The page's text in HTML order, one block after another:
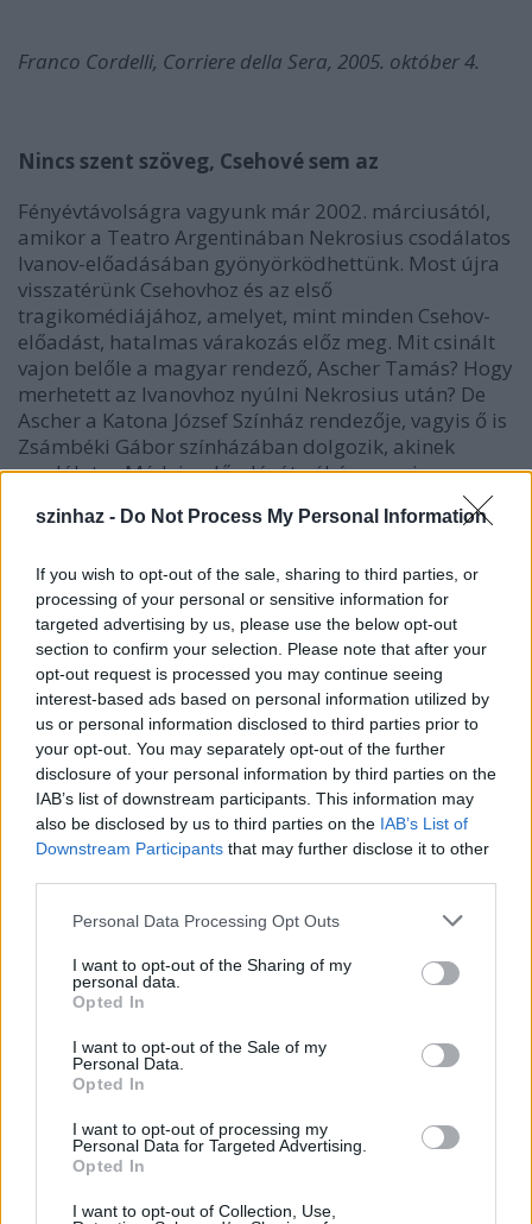
szinhaz - Do Not Process My Personal Information
If you wish to opt-out of the sale, sharing to third parties, or
processing of your personal or sensitive information for
targeted advertising by us, please use the below opt-out
section to confirm your selection. Please note that after your
opt-out request is processed you may continue seeing
interest-based ads based on personal information utilized by
us or personal information disclosed to third parties prior to
your opt-out. You may separately opt-out of the further
disclosure of your personal information by third parties on the
IAB’s list of downstream participants. This information may
also be disclosed by us to third parties on the IAB’s List of
Downstream Participants that may further disclose it to other
Please note that this website/app uses one or more Google
not limited to your visit or usage behaviour. You may click to
grant or deny consent to Google and its third-party tags to
use your data for below specified purposes in below Google
consent section.
Personal Data Processing Opt Outs
I want to opt-out of the Sharing of my
personal data.
Opted In
I want to opt-out of the Sale of my
Personal Data.
Opted In
I want to opt-out of processing my
Personal Data for Targeted Advertising.
Opted In
I want to opt-out of Collection, Use,
Franco Cordelli, Corriere della Sera, 2005. október 4.
Nincs szent szöveg, Csehové sem az
Fényévtávolságra vagyunk már 2002. márciusától,
amikor a Teatro Argentinában Nekrosius csodálatos
Ivanov-előadásában gyönyörködhettünk. Most újra
visszatérünk Csehovhoz és az első
tragikomédiájához, amelyet, mint minden Csehov-
előadást, hatalmas várakozás előz meg. Mit csinált
vajon belőle a magyar rendező, Ascher Tamás? Hogy
merhetett az Ivanovhoz nyúlni Nekrosius után? De
Ascher a Katona József Színház rendezője, vagyis ő is
Zsámbéki Gábor színházában dolgozik, akinek
csodálatos Médeia-előadását néhány napja
Színházak Uniójának fesztiválján. Ascher erősen
díszlettel, a bukósisakkal, a cigarettákkal), vagyis
Ascher és a Katona rendezői nyelve erősen
ellentmond a nálunk oly divatos elképzelésnek, hogy
egy előadás modernségét a jelmezek és a díszletek
kortárs-volta jelenti.
A Katona modernsége a behódolás elutasításában
rejlik. Abban, hogy az alkotóknak van bátorságuk
felrúgni a szabályokat. Abban, hogy egyetlen
szöveget sem tekintenek szent szövegnek, és
egyetlen színházi szabályt sem gondolnak
örökérvényűnek. Ennek köszönhető mind a Médeia,
mind az Ivanov kollokviális stílusa, a néha ironikus
hangvételű, néha megrendítő hétköznapisága,
"normálissága": a dolgok a maguk egyszerűségében
az a szereplők lelkiállapotából vagy a szituációból
következik. A teatralitást sosem a rutinszerűség vagy
íme, Nekrosius lírai Ivanovja után, amely a
nyárspolgári ízlést éppúgy elítélte, mint Ivanov
depresszióját, itt van egy "prózai" Ivanov, amelynek
felvonásai olyanok, mint négy zenei tétel: egy
adagio, egy allegro con brio, egy újabb adagio és
egy allegro senza brio. Nekrosius átírta és kiforgatta
Csehovot, Ascher előadásában viszont a szöveg olyan